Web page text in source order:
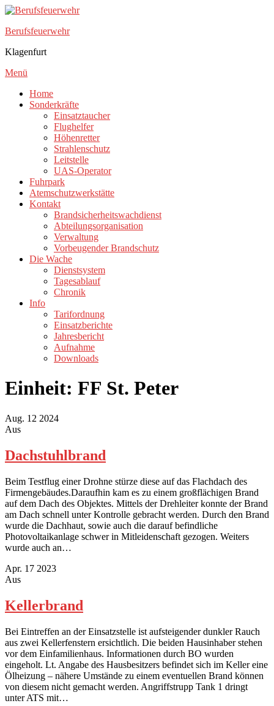
Zum
springen
Berufsfeuerwehr
Klagenfurt
Menü
Home
Sonderkräfte
Einsatztaucher
Flughelfer
Höhenretter
Strahlenschutz
Leitstelle
UAS-Operator
Fuhrpark
Atemschutzwerkstätte
Kontakt
Brandsicherheitswachdienst
Abteilungsorganisation
Verwaltung
Vorbeugender Brandschutz
Die Wache
Dienstsystem
Tagesablauf
Chronik
Info
Tarifordnung
Einsatzberichte
Jahresbericht
Aufnahme
Downloads
Einheit: FF St. Peter
Aug. 12 2024
Aus
Dachstuhlbrand
Beim Testflug einer Drohne stürze diese auf das Flachdach des
Firmengebäudes.Daraufhin kam es zu einem großflächigen Brand
auf dem Dach des Objektes. Mittels der Drehleiter konnte der Brand
am Dach schnell unter Kontrolle gebracht werden. Durch den Brand
wurde die Dachhaut, sowie auch die darauf befindliche
Photovoltaikanlage schwer in Mitleidenschaft gezogen. Weiters
wurde auch an…
Apr. 17 2023
Aus
Kellerbrand
Bei Eintreffen an der Einsatzstelle ist aufsteigender dunkler Rauch
aus zwei Kellerfenstern ersichtlich. Die beiden Hausinhaber stehen
vor dem Einfamilienhaus. Informationen durch BO wurden
eingeholt. Lt. Angabe des Hausbesitzers befindet sich im Keller eine
Ölheizung – nähere Umstände zu einem eventuellen Brand können
von diesem nicht gemacht werden. Angriffstrupp Tank 1 dringt
unter ATS mit…